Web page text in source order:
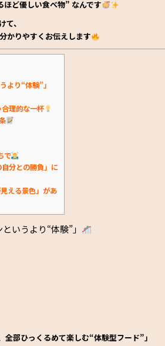
ほど優しい食べ物” なんです
、
かりやすくお伝えします
より“体験”」
理的な一杯
で
分との勝負」に
える景色」があ
いうより“体験”」
全部ひっくるめて楽しむ“体験型フード”」